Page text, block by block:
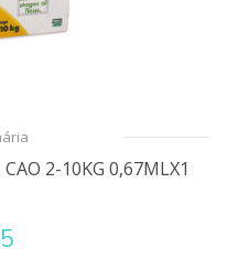
2-10KG 0,67MLX1